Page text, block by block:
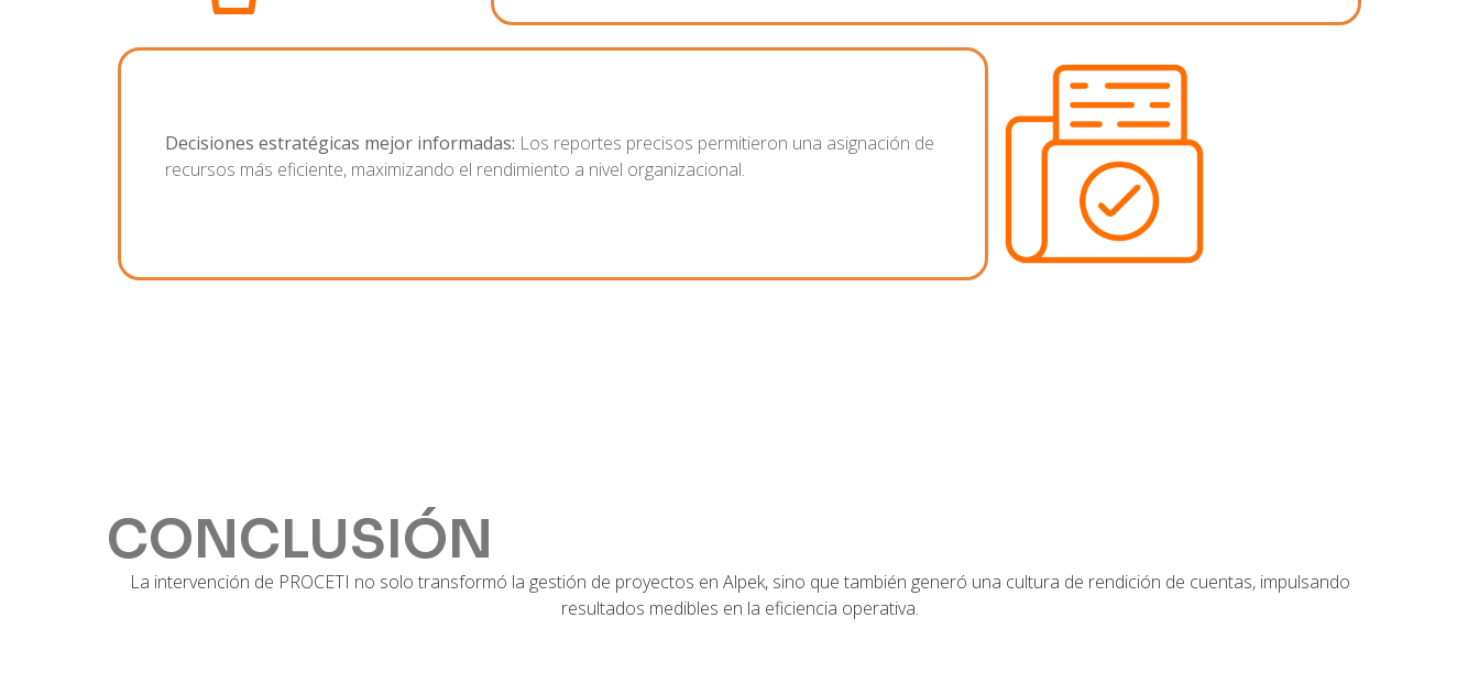
Decisiones estratégicas mejor informadas: Los reportes precisos permitieron una asignación de
recursos más eficiente, maximizando el rendimiento a nivel organizacional.
CONCLUSIÓN
La intervención de PROCETI no solo transformó la gestión de proyectos en Alpek, sino que también generó una cultura de rendición de cuentas, impulsando
resultados medibles en la eficiencia operativa.